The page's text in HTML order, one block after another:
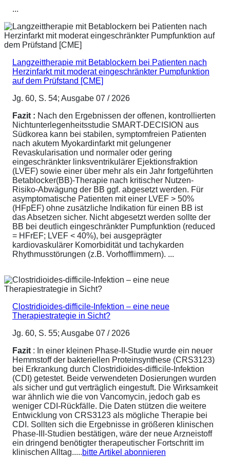
...
Langzeittherapie mit Betablockern bei Patienten nach
Herzinfarkt mit moderat eingeschränkter Pumpfunktion
auf dem Prüfstand [CME]
Jg. 60, S. 54; Ausgabe 07 / 2026
Fazit : Nach den Ergebnissen der offenen, kontrollierten
Nichtunterlegenheitsstudie SMART-DECISION aus
Südkorea kann bei stabilen, symptomfreien Patienten
nach akutem Myokardinfarkt mit gelungener
Revaskularisation und normaler oder gering
eingeschränkter linksventrikulärer Ejektionsfraktion
(LVEF) sowie einer über mehr als ein Jahr fortgeführten
Betablocker(BB)-Therapie nach kritischer Nutzen-
Risiko-Abwägung der BB ggf. abgesetzt werden. Für
asymptomatische Patienten mit einer LVEF > 50%
(HFpEF) ohne zusätzliche Indikation für einen BB ist
das Absetzen sicher. Nicht abgesetzt werden sollte der
BB bei deutlich eingeschränkter Pumpfunktion (reduced
= HFrEF; LVEF < 40%), bei ausgeprägter
kardiovaskulärer Komorbidität und tachykarden
Rhythmusstörungen (z.B. Vorhofflimmern). ...
Clostridioides-difficile-Infektion – eine neue
Therapiestrategie in Sicht?
Jg. 60, S. 55; Ausgabe 07 / 2026
Fazit : In einer kleinen Phase-II-Studie wurde ein neuer
Hemmstoff der bakteriellen Proteinsynthese (CRS3123)
bei Erkrankung durch Clostridioides-difficile-Infektion
(CDI) getestet. Beide verwendeten Dosierungen wurden
als sicher und gut verträglich eingestuft. Die Wirksamkeit
war ähnlich wie die von Vancomycin, jedoch gab es
weniger CDI-Rückfälle. Die Daten stützen die weitere
Entwicklung von CRS3123 als mögliche Therapie bei
CDI. Sollten sich die Ergebnisse in größeren klinischen
Phase-III-Studien bestätigen, wäre der neue Arzneistoff
ein dringend benötigter therapeutischer Fortschritt im
klinischen Alltag.....bitte Artikel abonnieren